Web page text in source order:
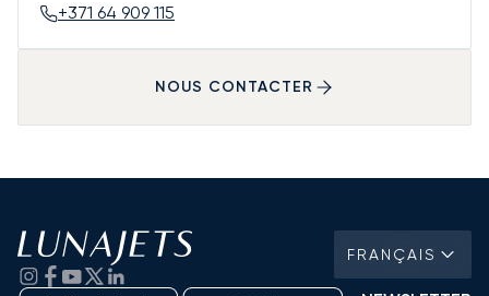
+371 64 909 115
NOUS CONTACTER
FRANÇAIS